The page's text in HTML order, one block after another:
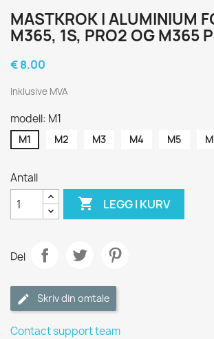
MASTKROK I ALUMINIUM
M365, 1S, PRO2 OG M365
€ 8.00
Inklusive MVA
modell: M1
M1 M2 M3 M4 M5
Antall
 LEGG I KURV
Del
Skriv din omtale
Contact support team